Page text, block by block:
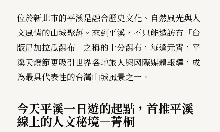
位於新北市的平溪是融合歷史文化、自然風光與人
文風情的山城聚落。來到平溪，不只能造訪有「台
版尼加拉瓜瀑布」之稱的十分瀑布，每逢元宵，平
溪天燈節更吸引世界各地旅人與國際媒體報導，成
為最具代表性的台灣山城風景之一。
今天平溪一日遊的起點，首推平溪
線上的人文秘境—菁桐